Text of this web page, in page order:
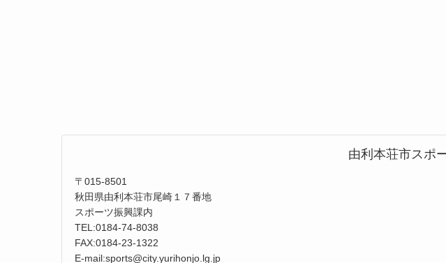
由利本荘市スポ
〒015-8501
秋田県由利本荘市尾崎１７番地
スポーツ振興課内
TEL:0184-74-8038
FAX:0184-23-1322
E-mail:sports@city.yurihonjo.lg.jp